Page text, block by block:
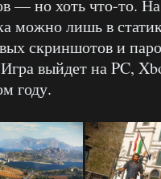
— но хоть что-то.
можно лишь в
скриншотов и
выйдет на PC,
году.